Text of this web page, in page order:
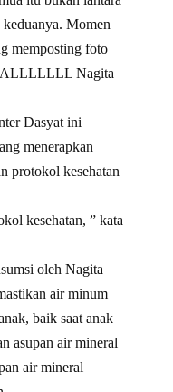
Momen
memposting foto
Nagita
Dasyat ini
menerapkan
protokol kesehatan
kesehatan, ” kata
oleh Nagita
air minum
baik saat anak
asupan air mineral
air mineral